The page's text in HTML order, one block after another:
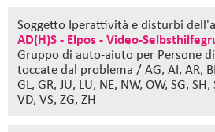
Soggetto Iperattività e disturbi
AD(H)S - Elpos - Video-
Gruppo di auto-aiuto per Persone
toccate dal problema / AG, AI, AR,
GL, GR, JU, LU, NE, NW, OW, SG, SH,
VD, VS, ZG, ZH